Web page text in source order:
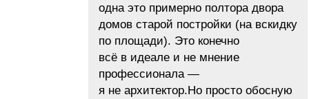
одна это примерно полтора двора
домов старой постройки (на вскидку
по площади). Это конечно
всё в идеале и не мнение
профессионала —
я не архитектор.Но просто обосную